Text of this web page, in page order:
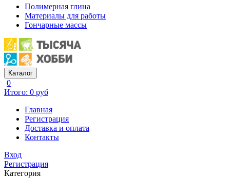
Полимерная глина
Материалы для работы
Гончарные массы
Каталог
0
Итого: 0 руб
Главная
Регистрация
Доставка и оплата
Контакты
Вход
Регистрация
Категория